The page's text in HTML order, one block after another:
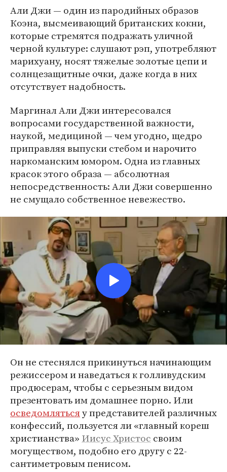
Али Джи — один из пародийных образов
Коэна, высмеивающий британских кокни,
которые стремятся подражать уличной
черной культуре: слушают рэп, употребляют
марихуану, носят тяжелые золотые цепи и
солнцезащитные очки, даже когда в них
отсутствует надобность.
Маргинал Али Джи интересовался
вопросами государственной важности,
наукой, медициной — чем угодно, щедро
приправляя выпуски стебом и нарочито
наркоманским юмором. Одна из главных
красок этого образа — абсолютная
непосредственность: Али Джи совершенно
не смущало собственное невежество.
Он не стеснялся прикинуться начинающим
режиссером и наведаться к голливудским
продюсерам, чтобы с серьезным видом
презентовать им домашнее порно. Или
осведомлятьсяу представителей различных
конфессий, пользуется ли «главный кореш
христианства» Иисус Христос своим
могуществом, подобно его другу с 22-
сантиметровым пенисом.